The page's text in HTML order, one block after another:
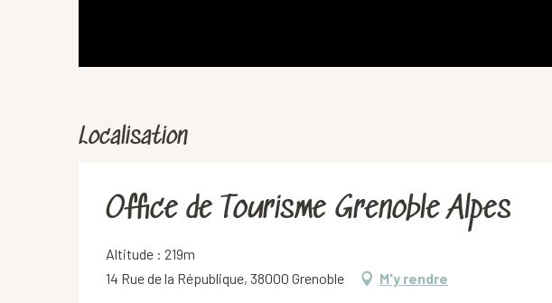
Localisation
Office de Tourisme Grenoble Alpes
Altitude : 219m
14 Rue de la République, 38000 Grenoble
M'y rendre